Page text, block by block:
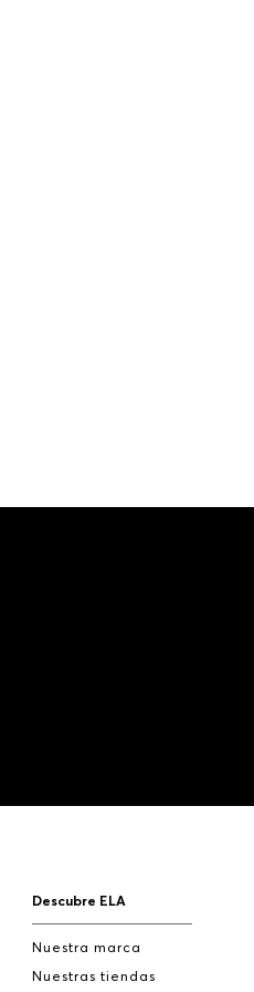
Descubre ELA
Nuestra marca
Nuestras tiendas